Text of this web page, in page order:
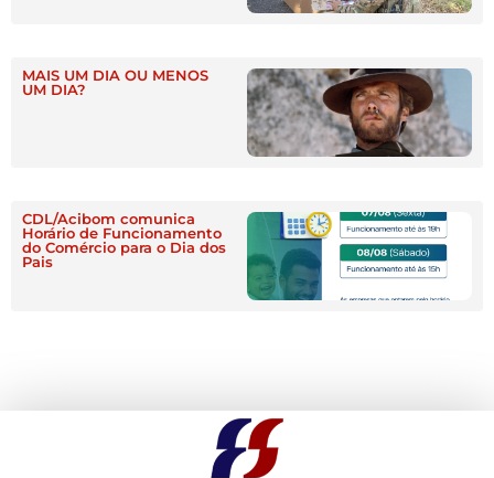
MAIS UM DIA OU MENOS
UM DIA?
CDL/Acibom comunica
Horário de Funcionamento
do Comércio para o Dia dos
Pais